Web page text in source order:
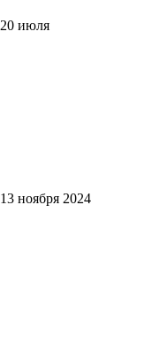
20 июля
13 ноября 2024